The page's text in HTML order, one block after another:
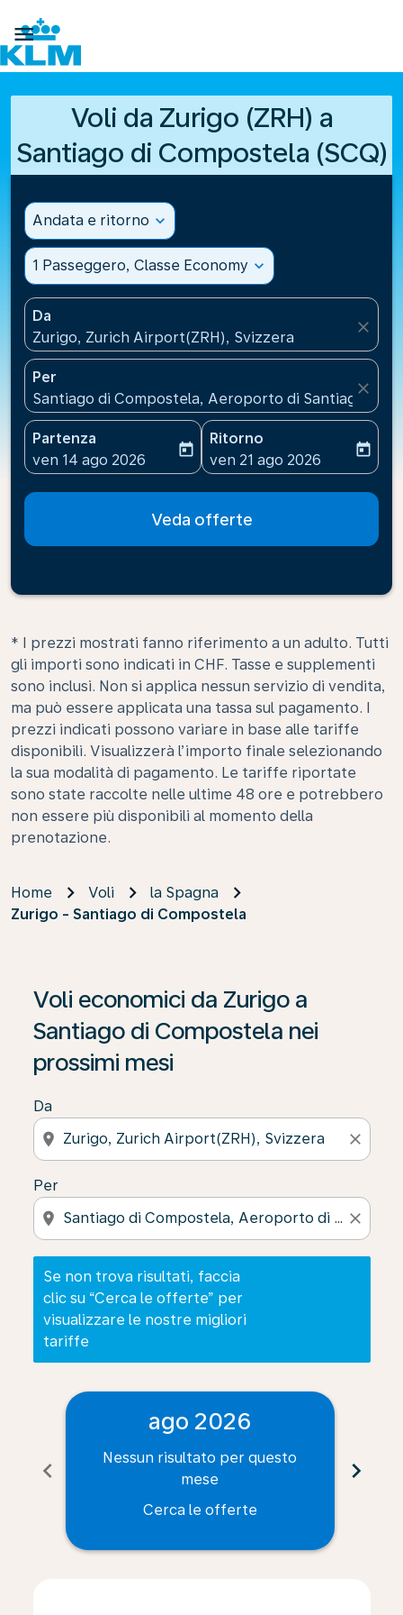

Voli da Zurigo (ZRH) a
Santiago di Compostela (SCQ)
Andata e ritorno expand_more
1 Passeggero, Classe Economy expand_more
Da
Zurigo, Zurich Airport(ZRH), Svizzera
close
Per
Santiago di Compostela, Aeroporto di Santiago di
close
Partenza
fc-booking-departure-date-aria-label
ven 14 ago 2026
today
Ritorno
fc-booking-return-date-
ven 21 ago 2026
today
Veda offerte
* I prezzi mostrati fanno riferimento a un adulto. Tutti
gli importi sono indicati in CHF. Tasse e supplementi
sono inclusi. Non si applica nessun servizio di vendita,
ma può essere applicata una tassa sul pagamento. I
prezzi indicati possono variare in base alle tariffe
disponibili. Visualizzerà l’importo finale selezionando
la sua modalità di pagamento. Le tariffe riportate
sono state raccolte nelle ultime 48 ore e potrebbero
non essere più disponibili al momento della
prenotazione.
Home Voli
la Spagna
Zurigo - Santiago di Compostela
Voli economici da Zurigo a
Santiago di Compostela nei
prossimi mesi
Da
location_on close
Per
location_on close
Se non trova risultati, faccia
clic su “Cerca le offerte” per
visualizzare le nostre migliori
tariffe
Se non trova risultati, faccia clic su “Cerca le offerte”
chevron_left
ago 2026
Nessun risultato per questo
mese
Cerca le offerte
chevron_right